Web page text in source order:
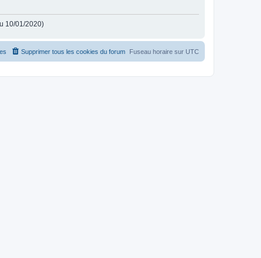
10/01/2020)
Fuseau horaire sur UTC
Supprimer tous les cookies du forum